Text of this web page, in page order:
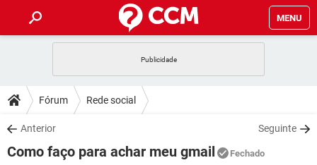
MENU
CELULAR
OUTLOOK
INSTAGRAM GMAIL
DICAS
JOGOS
DOWNLOADS
JOGOS WHATSAPP
Fórum Rede social
Anterior Seguinte
Como faço para achar meu gmail Fechado